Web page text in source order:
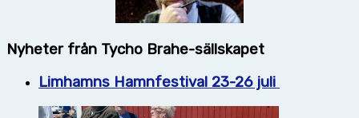
Nyheter från Tycho Brahe-sällskapet
Limhamns Hamnfestival 23-26 juli